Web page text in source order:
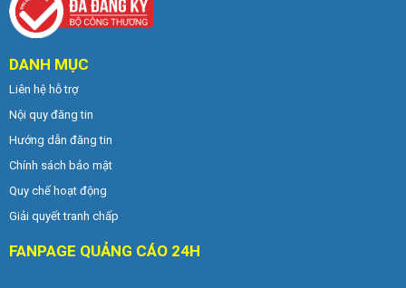
DANH MỤC
Liên hệ hỗ trợ
Nội quy đăng tin
Hướng dẫn đăng tin
Chính sách bảo mật
Quy chế hoạt động
Giải quyết tranh chấp
FANPAGE QUẢNG CÁO 24H